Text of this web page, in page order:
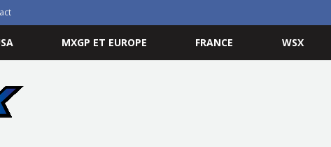
MXGP ET EUROPE FRANCE WSX